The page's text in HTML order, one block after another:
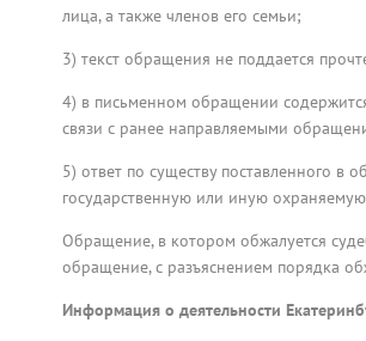
лица, а также членов его семьи;
3) текст обращения не поддается
4) в письменном обращении
связи с ранее направляемыми
5) ответ по существу поставленного
государственную или иную
Обращение, в котором обжалуется
обращение, с разъяснением порядка
Информация о деятельности